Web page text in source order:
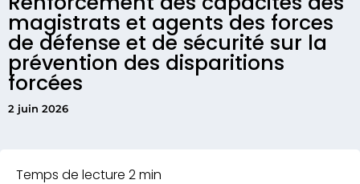
magistrats et agents des forces
de défense et de sécurité sur la
prévention des disparitions
forcées
2 juin 2026